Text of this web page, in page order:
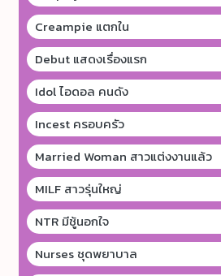
Creampie แตกใน
Debut แสดงเรื่องแรก
Idol ไอดอล คนดัง
Incest ครอบครัว
Married Woman สาวแต่งงานแล้ว
MILF สาวรุ่นใหญ่
NTR มีชู้นอกใจ
Nurses ชุดพยาบาล